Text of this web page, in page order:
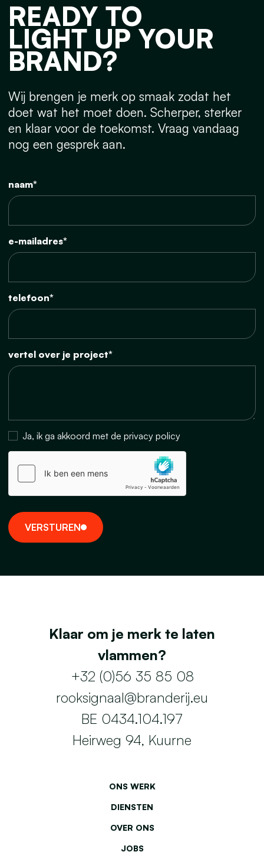
READY TO
LIGHT UP YOUR
BRAND?
Wij brengen je merk op smaak zodat het
doet wat het moet doen. Scherper, sterker
en klaar voor de toekomst. Vraag vandaag
nog een gesprek aan.
naam*
e-mailadres*
telefoon*
vertel over je project*
Ja, ik ga akkoord met de privacy policy
VERSTUREN
Klaar om je merk te laten
vlammen?
+32 (0)56 35 85 08
rooksignaal@branderij.eu
BE 0434.104.197
Heirweg 94, Kuurne
ONS WERK
DIENSTEN
OVER ONS
JOBS